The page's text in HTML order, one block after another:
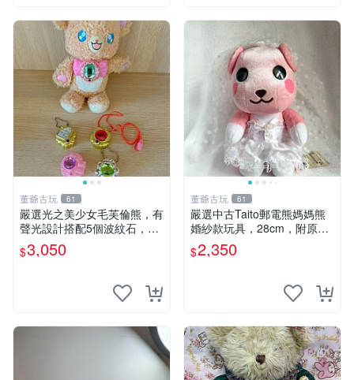
董爺古玩 61
嚴選光之美少女毛芙倫熊，有
聲光設計搭配5個波紋石，成
色完美如圖。爽快附電池，讓
愛心不打折扣。 光之美少女
$3,050
董爺古玩 61
嚴選中古Taito郵電熊媽媽熊
婚紗款玩具，28cm，附原
盒，保存極佳實拍，婚紗細節
清晰可見，偶像收藏推薦 婚
$2,350